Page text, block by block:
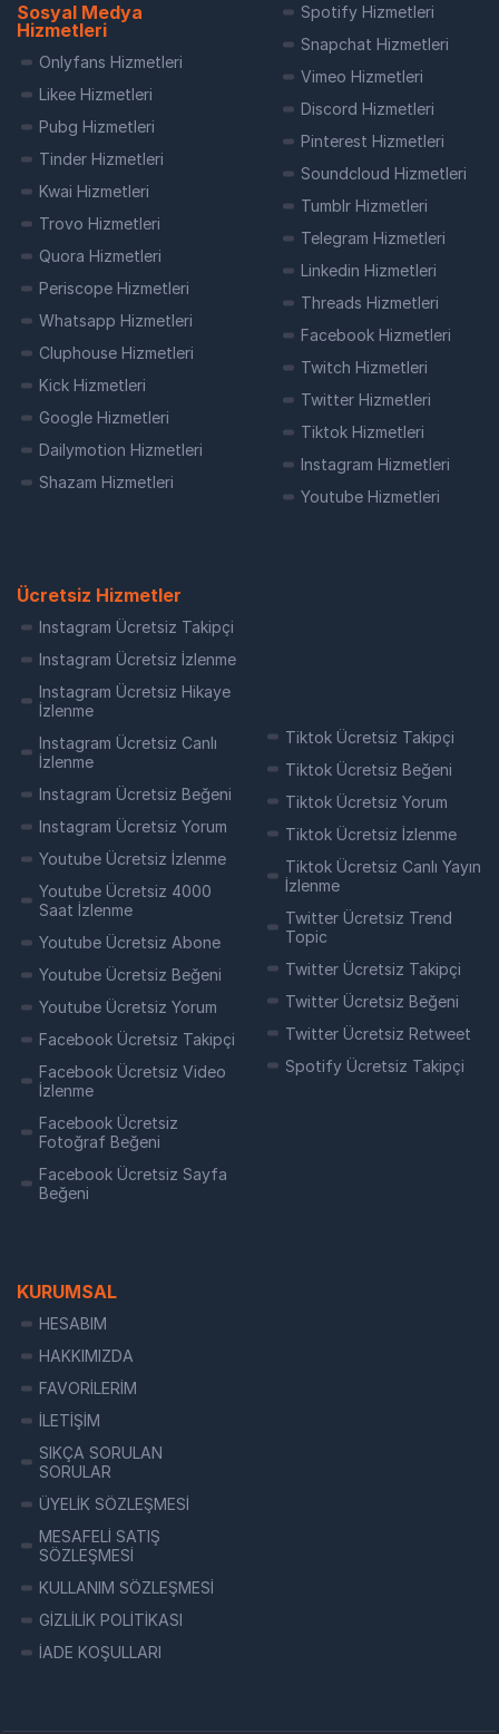
Sosyal Medya
Hizmetleri
Onlyfans Hizmetleri
Likee Hizmetleri
Pubg Hizmetleri
Tinder Hizmetleri
Kwai Hizmetleri
Trovo Hizmetleri
Quora Hizmetleri
Periscope Hizmetleri
Whatsapp Hizmetleri
Cluphouse Hizmetleri
Kick Hizmetleri
Google Hizmetleri
Dailymotion Hizmetleri
Shazam Hizmetleri
Spotify Hizmetleri
Snapchat Hizmetleri
Vimeo Hizmetleri
Discord Hizmetleri
Pinterest Hizmetleri
Soundcloud Hizmetleri
Tumblr Hizmetleri
Telegram Hizmetleri
Linkedin Hizmetleri
Threads Hizmetleri
Facebook Hizmetleri
Twitch Hizmetleri
Twitter Hizmetleri
Tiktok Hizmetleri
Instagram Hizmetleri
Youtube Hizmetleri
Ücretsiz Hizmetler
Instagram Ücretsiz Takipçi
Instagram Ücretsiz İzlenme
Instagram Ücretsiz Hikaye
İzlenme
Instagram Ücretsiz Canlı
İzlenme
Instagram Ücretsiz Beğeni
Instagram Ücretsiz Yorum
Youtube Ücretsiz İzlenme
Youtube Ücretsiz 4000
Saat İzlenme
Youtube Ücretsiz Abone
Youtube Ücretsiz Beğeni
Youtube Ücretsiz Yorum
Facebook Ücretsiz Takipçi
Facebook Ücretsiz Video
İzlenme
Facebook Ücretsiz
Fotoğraf Beğeni
Facebook Ücretsiz Sayfa
Beğeni
Tiktok Ücretsiz Takipçi
Tiktok Ücretsiz Beğeni
Tiktok Ücretsiz Yorum
Tiktok Ücretsiz İzlenme
Tiktok Ücretsiz Canlı Yayın
İzlenme
Twitter Ücretsiz Trend
Topic
Twitter Ücretsiz Takipçi
Twitter Ücretsiz Beğeni
Twitter Ücretsiz Retweet
Spotify Ücretsiz Takipçi
KURUMSAL
HESABIM
HAKKIMIZDA
FAVORİLERİM
İLETİŞİM
SIKÇA SORULAN
SORULAR
ÜYELİK SÖZLEŞMESİ
MESAFELİ SATIŞ
SÖZLEŞMESİ
KULLANIM SÖZLEŞMESİ
GİZLİLİK POLİTİKASI
İADE KOŞULLARI